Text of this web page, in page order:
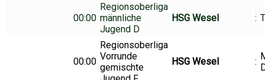
00:00
Regionsoberliga
männliche
Jugend D
HSG Wesel :
00:00
Regionsoberliga
Vorrunde
gemischte
HSG Wesel :